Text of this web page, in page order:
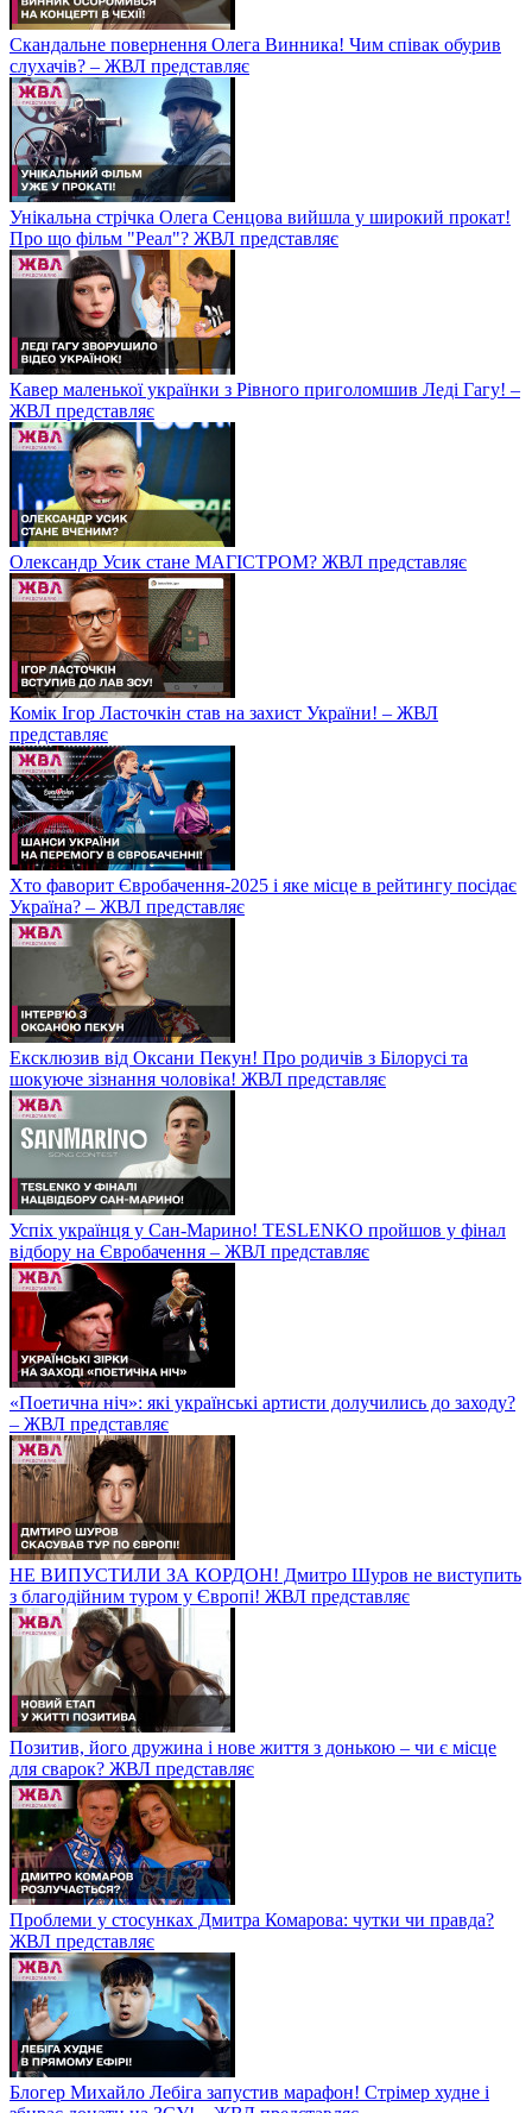
Скандальне повернення Олега Винника! Чим співак обурив
слухачів? – ЖВЛ представляє
Унікальна стрічка Олега Сенцова вийшла у широкий прокат!
Про що фільм "Реал"? ЖВЛ представляє
Кавер маленької українки з Рівного приголомшив Леді Гагу! –
ЖВЛ представляє
Олександр Усик стане МАГІСТРОМ? ЖВЛ представляє
Комік Ігор Ласточкін став на захист України! – ЖВЛ
представляє
Хто фаворит Євробачення-2025 і яке місце в рейтингу посідає
Україна? – ЖВЛ представляє
Ексклюзив від Оксани Пекун! Про родичів з Білорусі та
шокуюче зізнання чоловіка! ЖВЛ представляє
Успіх українця у Сан-Марино! TESLENKO пройшов у фінал
відбору на Євробачення – ЖВЛ представляє
«Поетична ніч»: які українські артисти долучились до заходу?
– ЖВЛ представляє
НЕ ВИПУСТИЛИ ЗА КОРДОН! Дмитро Шуров не виступить
з благодійним туром у Європі! ЖВЛ представляє
Позитив, його дружина і нове життя з донькою – чи є місце
для сварок? ЖВЛ представляє
Проблеми у стосунках Дмитра Комарова: чутки чи правда?
ЖВЛ представляє
Блогер Михайло Лебіга запустив марафон! Стрімер худне і